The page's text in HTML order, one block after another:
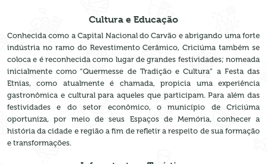
Cultura e Educação
Conhecida como a Capital Nacional do Carvão e abrigando uma forte
indústria no ramo do Revestimento Cerâmico, Criciúma também se
coloca e é reconhecida como lugar de grandes festividades; nomeada
inicialmente como “Quermesse de Tradição e Cultura” a Festa das
Etnias, como atualmente é chamada, propicia uma experiência
gastronômica e cultural para aqueles que participam. Para além das
festividades e do setor econômico, o município de Criciúma
oportuniza, por meio de seus Espaços de Memória, conhecer a
história da cidade e região a fim de refletir a respeito de sua formação
e transformações.